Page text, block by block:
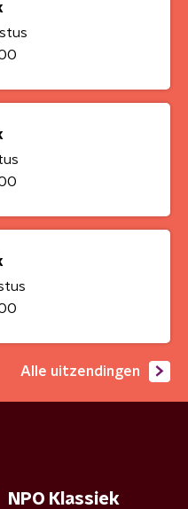
Alle uitzendingen
NPO Klassiek